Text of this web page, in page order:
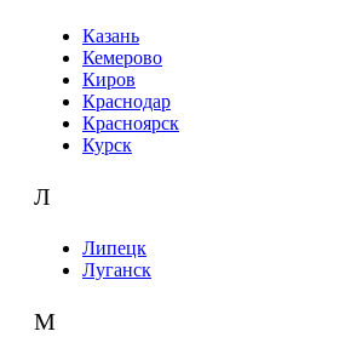
Казань
Кемерово
Киров
Краснодар
Красноярск
Курск
Л
Липецк
Луганск
М